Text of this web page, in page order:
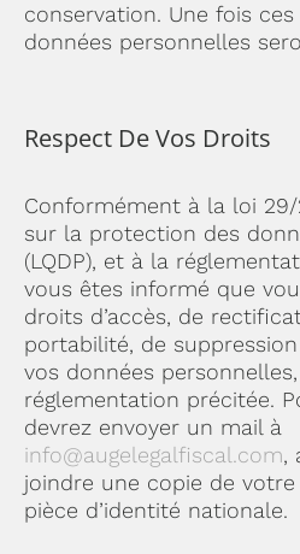
conservation. Une fois
données personnelles
Respect De Vos Droits
Conformément à la loi
sur la protection des
(LQDP), et à la
vous êtes informé que
droits d’accès, de
portabilité, de
vos données
réglementation précitée.
devrez envoyer un mail à
info@augelegalfiscal.com,
joindre une copie de
pièce d’identité nationale.